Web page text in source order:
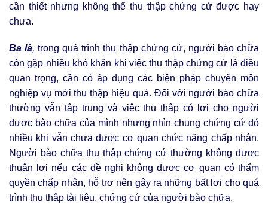
cần thiết nhưng không thể thu thập chứng cứ được hay
chưa.
Ba là, trong quá trình thu thập chứng cứ, người bào chữa
còn gặp nhiều khó khăn khi việc thu thập chứng cứ là điều
quan trọng, cần có áp dụng các biện pháp chuyên môn
nghiệp vụ mới thu thập hiệu quả. Đối với người bào chữa
thường vẫn tập trung và việc thu thập có lợi cho người
được bào chữa của mình nhưng nhìn chung chứng cứ đó
nhiều khi vẫn chưa được cơ quan chức năng chấp nhận.
Người bào chữa thu thập chứng cứ thường không được
thuận lợi nếu các đề nghị không được cơ quan có thẩm
quyền chấp nhận, hỗ trợ nên gây ra những bất lợi cho quá
trình thu thập tài liệu, chứng cứ của người bào chữa.